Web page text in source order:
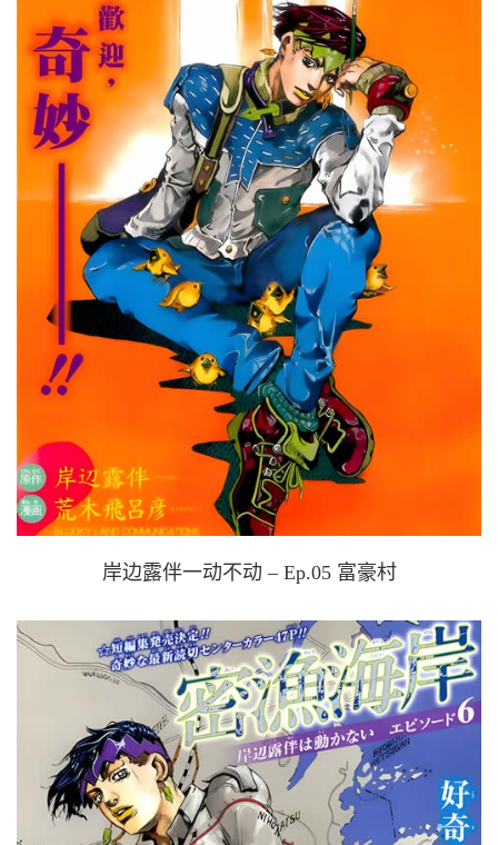
岸边露伴一动不动 – Ep.05 富豪村